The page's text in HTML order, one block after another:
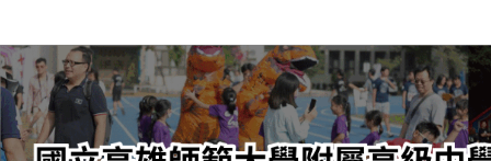
轉
至
主
內